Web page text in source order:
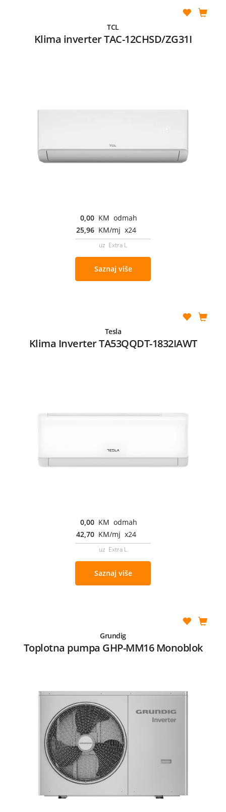
TCL
Klima inverter TAC-12CHSD/ZG31I
0,00 KM odmah
25,96 KM/mj x24
uz Extra L
Saznaj više
Tesla
Klima Inverter TA53QQDT-1832IAWT
0,00 KM odmah
42,70 KM/mj x24
uz Extra L
Saznaj više
Grundig
Toplotna pumpa GHP-MM16 Monoblok